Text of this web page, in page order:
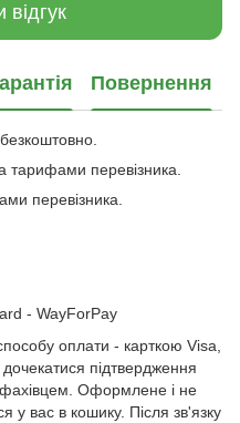
відгук
Повернення
перевізника.
перевізника.
- WayForPay
оплати - карткою Visa,
підтвердження
Оформлене і не
у вас в кошику. Після зв'язку